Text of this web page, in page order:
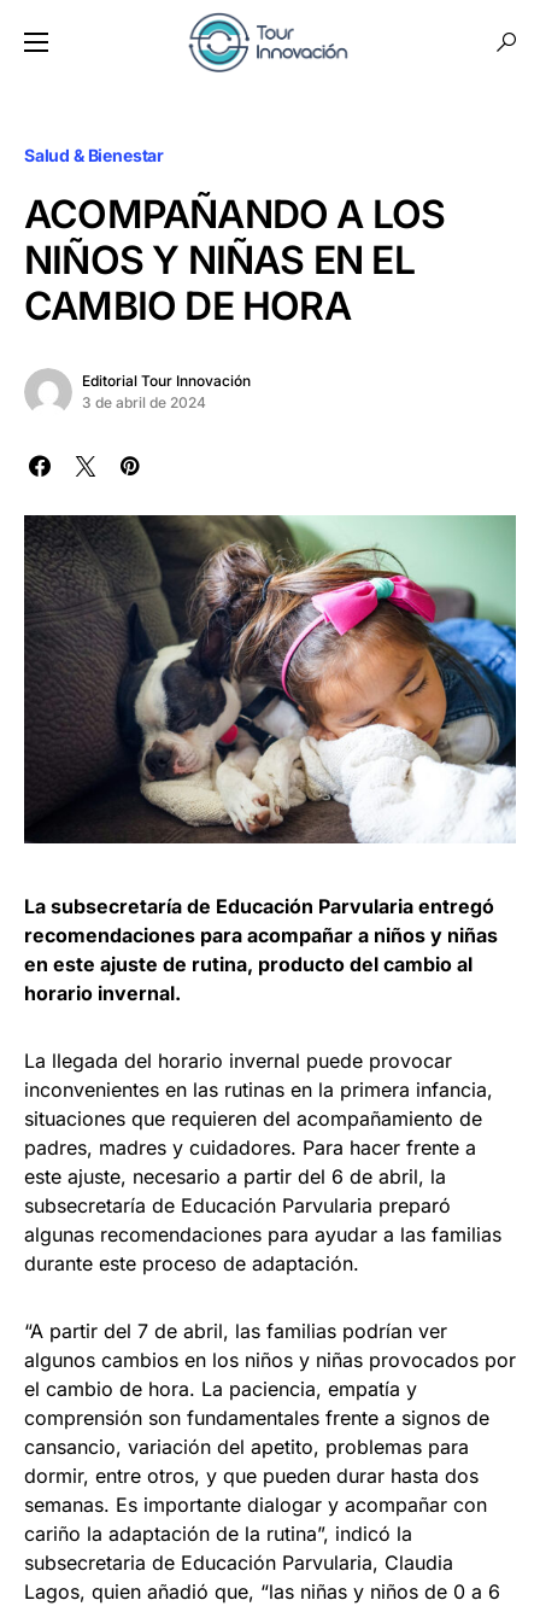
Salud & Bienestar
ACOMPAÑANDO A LOS
NIÑOS Y NIÑAS EN EL
CAMBIO DE HORA
Editorial Tour Innovación
3 de abril de 2024
La subsecretaría de Educación Parvularia entregó
recomendaciones para acompañar a niños y niñas
en este ajuste de rutina, producto del cambio al
horario invernal.
La llegada del horario invernal puede provocar
inconvenientes en las rutinas en la primera infancia,
situaciones que requieren del acompañamiento de
padres, madres y cuidadores. Para hacer frente a
este ajuste, necesario a partir del 6 de abril, la
subsecretaría de Educación Parvularia preparó
algunas recomendaciones para ayudar a las familias
durante este proceso de adaptación.
“A partir del 7 de abril, las familias podrían ver
algunos cambios en los niños y niñas provocados por
el cambio de hora. La paciencia, empatía y
comprensión son fundamentales frente a signos de
cansancio, variación del apetito, problemas para
dormir, entre otros, y que pueden durar hasta dos
semanas. Es importante dialogar y acompañar con
cariño la adaptación de la rutina”, indicó la
subsecretaria de Educación Parvularia, Claudia
Lagos, quien añadió que, “las niñas y niños de 0 a 6